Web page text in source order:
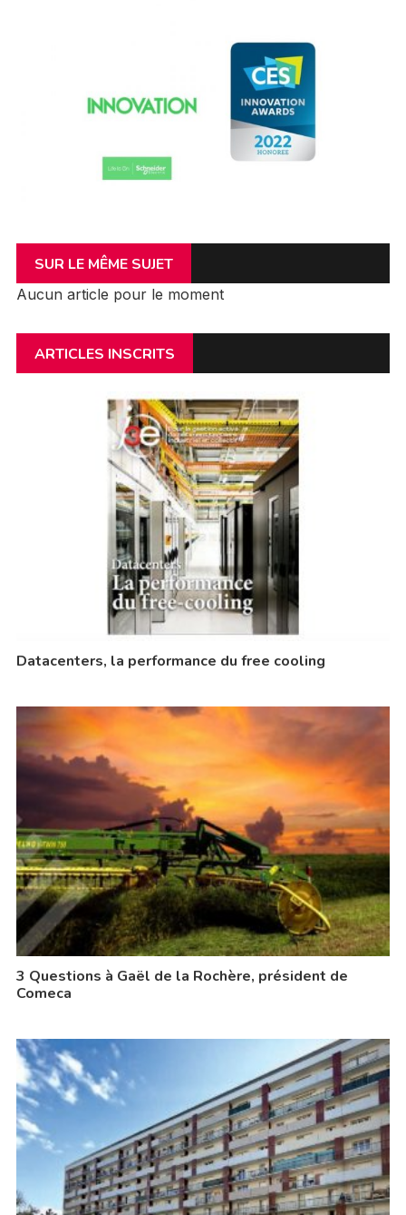
SUR LE MÊME SUJET
Aucun article pour le moment
ARTICLES INSCRITS
Datacenters, la performance du free cooling
3 Questions à Gaël de la Rochère, président de
Comeca